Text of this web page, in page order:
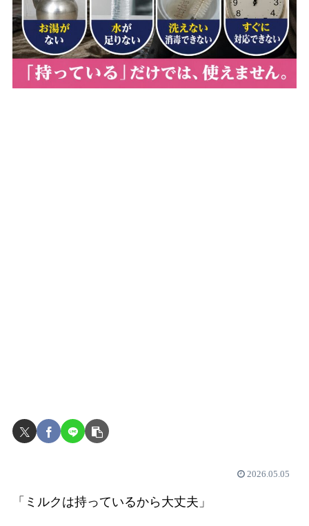
2026.05.05
「ミルクは持っているから大丈夫」